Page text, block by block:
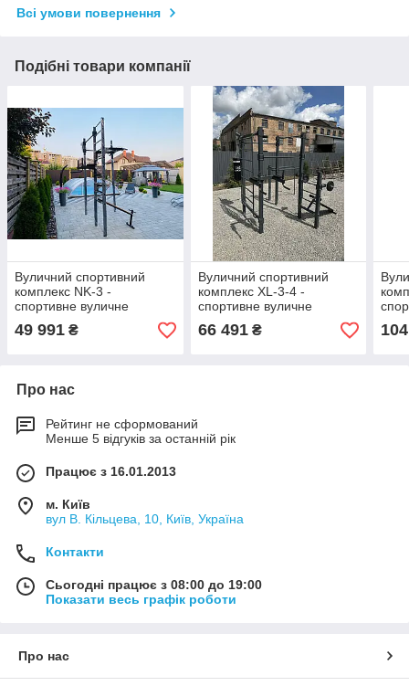
Всі умови повернення
Подібні товари компанії
Вуличний спортивний
комплекс NK-3 -
спортивне вуличне
обладнання
49 991 ₴
Вуличний спортивний
комплекс XL-3-4 -
спортивне вуличне
обладнання
66 491₴
Про нас
Рейтинг не сформований
Менше 5 відгуків за останній рік
Працює з 16.01.2013
м. Київ
вул В. Кільцева, 10, Київ, Україна
Контакти
Сьогодні працює з 08:00 до 19:00
Показати весь графік роботи
Про нас